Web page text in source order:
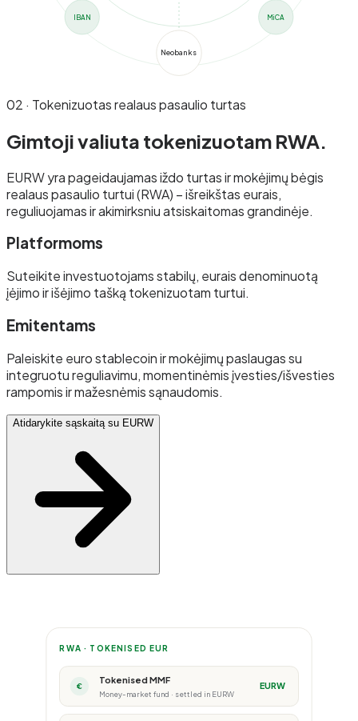
Neobanks
IBAN MiCA
02 · Tokenizuotas realaus pasaulio turtas
Gimtoji valiuta tokenizuotam RWA.
EURW yra pageidaujamas iždo turtas ir mokėjimų bėgis
realaus pasaulio turtui (RWA) – išreikštas eurais,
reguliuojamas ir akimirksniu atsiskaitomas grandinėje.
Platformoms
Suteikite investuotojams stabilų, eurais denominuotą
įėjimo ir išėjimo tašką tokenizuotam turtui.
Emitentams
Paleiskite euro stablecoin ir mokėjimų paslaugas su
integruotu reguliavimu, momentinėmis įvesties/išvesties
rampomis ir mažesnėmis sąnaudomis.
Atidarykite sąskaitą su EURW
RWA · TOKENISED EUR
€
Tokenised MMF
Money-market fund · settled in EURW
EURW